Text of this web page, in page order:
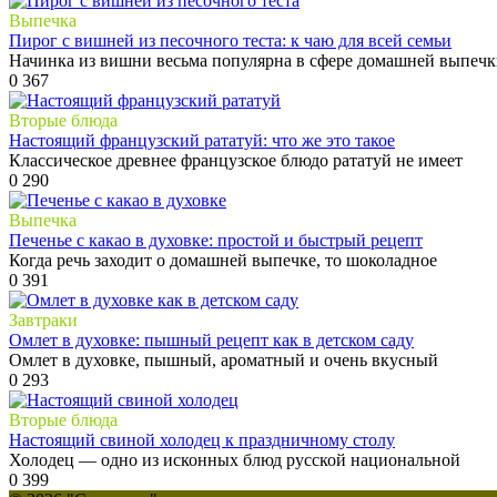
Выпечка
Пирог с вишней из песочного теста: к чаю для всей семьи
Начинка из вишни весьма популярна в сфере домашней
0 367
Вторые блюда
Настоящий французский рататуй: что же это такое
Классическое древнее французское блюдо рататуй не имеет
0 290
Выпечка
Печенье с какао в духовке: простой и быстрый рецепт
Когда речь заходит о домашней выпечке, то шоколадное
0 391
Завтраки
Омлет в духовке: пышный рецепт как в детском саду
Омлет в духовке, пышный, ароматный и очень вкусный
0 293
Вторые блюда
Настоящий свиной холодец к праздничному столу
Холодец — одно из исконных блюд русской национальной
0 399